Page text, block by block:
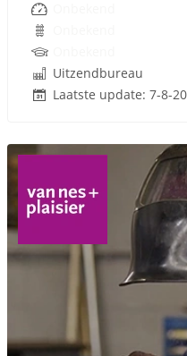
Uitzendbureau
Laatste update: 7-8-